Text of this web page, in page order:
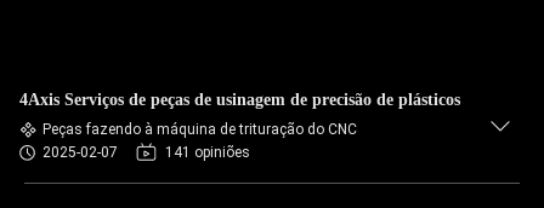
4Axis Serviços de peças de usinagem de precisão de plásticos
Peças fazendo à máquina de trituração do CNC
2025-02-07
141 opiniões